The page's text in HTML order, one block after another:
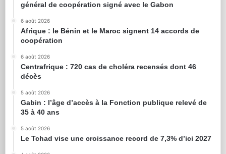
général de coopération signé avec le Gabon
6 août 2026
Afrique : le Bénin et le Maroc signent 14 accords de
coopération
6 août 2026
Centrafrique : 720 cas de choléra recensés dont 46
décès
5 août 2026
Gabin : l’âge d’accès à la Fonction publique relevé de
35 à 40 ans
5 août 2026
Le Tchad vise une croissance record de 7,3% d’ici 2027